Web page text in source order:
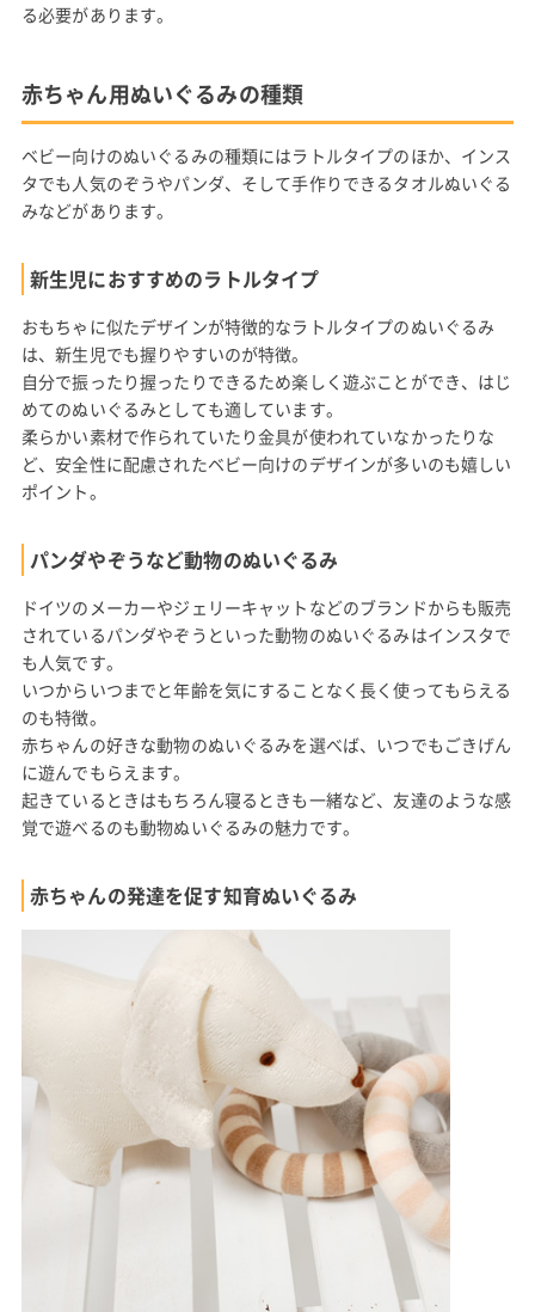
る必要があります。
赤ちゃん用ぬいぐるみの種類
ベビー向けのぬいぐるみの種類にはラトルタイプのほか、インス
タでも人気のぞうやパンダ、そして手作りできるタオルぬいぐる
みなどがあります。
新生児におすすめのラトルタイプ
おもちゃに似たデザインが特徴的なラトルタイプのぬいぐるみ
は、新生児でも握りやすいのが特徴。
自分で振ったり握ったりできるため楽しく遊ぶことができ、はじ
めてのぬいぐるみとしても適しています。
柔らかい素材で作られていたり金具が使われていなかったりな
ど、安全性に配慮されたベビー向けのデザインが多いのも嬉しい
ポイント。
パンダやぞうなど動物のぬいぐるみ
ドイツのメーカーやジェリーキャットなどのブランドからも販売
されているパンダやぞうといった動物のぬいぐるみはインスタで
も人気です。
いつからいつまでと年齢を気にすることなく長く使ってもらえる
のも特徴。
赤ちゃんの好きな動物のぬいぐるみを選べば、いつでもごきげん
に遊んでもらえます。
起きているときはもちろん寝るときも一緒など、友達のような感
覚で遊べるのも動物ぬいぐるみの魅力です。
赤ちゃんの発達を促す知育ぬいぐるみ